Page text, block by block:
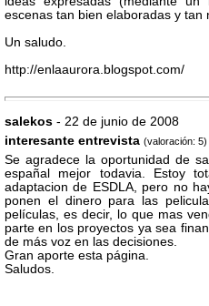
escenas tan bien elaboradas y
Un saludo.
http://enlaaurora.blogspot.com/
salekos - 22 de junio de 2008
interesante entrevista (valoración: 5)
Se agradece la oportunidad de
españal mejor todavia. Estoy
adaptacion de ESDLA, pero no
ponen el dinero para las
películas, es decir, lo que mas
parte en los proyectos ya sea
de más voz en las decisiones.
Gran aporte esta página.
Saludos.